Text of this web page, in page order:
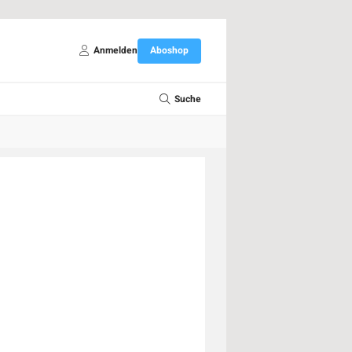
Anmelden Aboshop
Suche